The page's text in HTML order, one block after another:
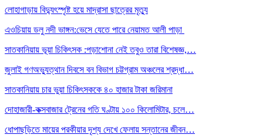
লোহাগাড়ায় বিদ্যুৎস্পৃষ্ট হয়ে মাদ্রাসা ছাত্রের মৃত্যু
এওচিয়ায় ডলু নদী ভাঙ্গন:ভেসে যেতে পারে নেয়ামত আলী পাড়া
সাতকানিয়ায় ভূয়া চিকিৎসক :পড়াশোনা নেই তবুও তারা বিশেষজ্ঞ,…
জুলাই গণঅভ্যুত্থান দিবসে বন বিভাগ চট্টগ্রাম অঞ্চলের শ্রদ্ধা…
সাতকানিয়ায় চার ভুয়া চিকিৎসককে ৪০ হাজার টাকা জরিমানা
দোহাজারী-কক্সবাজার ট্রেনের গতি ঘণ্টায় ১০০ কিলোমিটার, চলে…
ধোপাছড়িতে মায়ের পরকীয়ার দৃশ্য দেখে ফেলায় সন্তানের জীবন…